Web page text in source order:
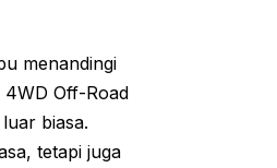
menandingi
4WD Off-Road
biasa.
tetapi juga